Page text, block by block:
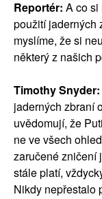
Reportér: A co si
použití jaderných
myslíme, že si
některý z našich
Timothy Snyder:
jaderných zbraní
uvědomují, že
ne ve všech
zaručené zničení
stále platí,
Nikdy nepřestalo